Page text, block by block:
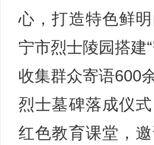
心，打造特色鲜
宁市烈士陵园搭建
收集群众寄语600
烈士墓碑落成仪
红色教育课堂，